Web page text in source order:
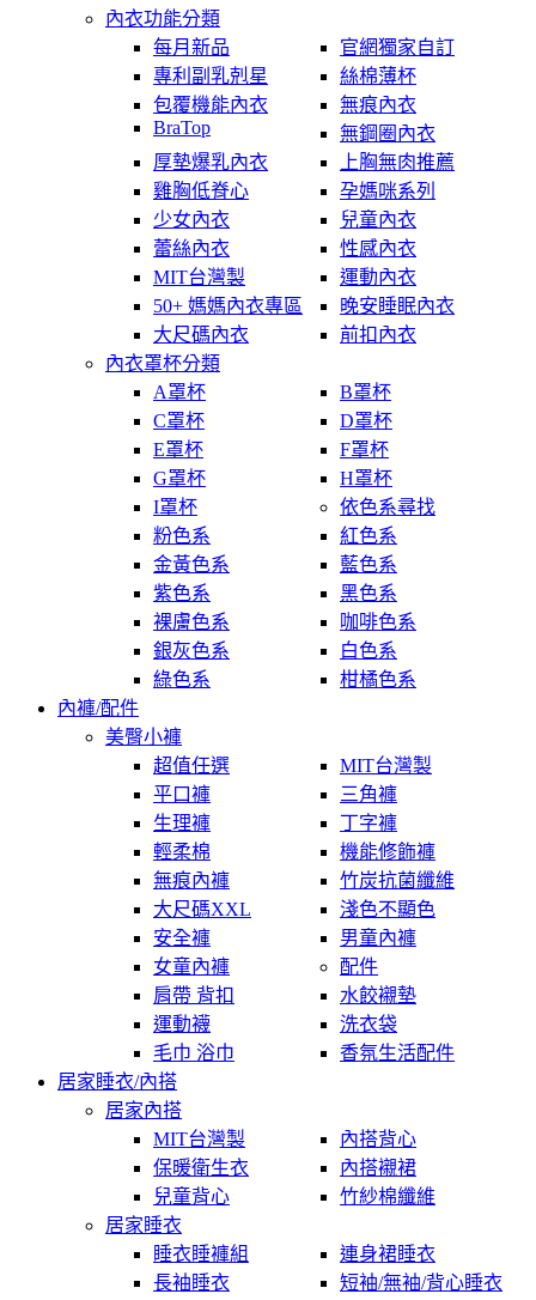
內衣功能分類
每月新品
官網獨家自訂
專利副乳剋星
絲棉薄杯
包覆機能內衣
無痕內衣
BraTop
無鋼圈內衣
厚墊爆乳內衣
上胸無肉推薦
雞胸低脊心
孕媽咪系列
少女內衣
兒童內衣
蕾絲內衣
性感內衣
MIT台灣製
運動內衣
50+ 媽媽內衣專區
晚安睡眠內衣
大尺碼內衣
前扣內衣
內衣罩杯分類
A罩杯
B罩杯
C罩杯
D罩杯
E罩杯
F罩杯
G罩杯
H罩杯
I罩杯
依色系尋找
粉色系
紅色系
金黃色系
藍色系
紫色系
黑色系
裸膚色系
咖啡色系
銀灰色系
白色系
綠色系
柑橘色系
內褲/配件
美臀小褲
超值任選
MIT台灣製
平口褲
三角褲
生理褲
丁字褲
輕柔棉
機能修飾褲
無痕內褲
竹炭抗菌纖維
大尺碼XXL
淺色不顯色
安全褲
男童內褲
女童內褲
配件
肩帶 背扣
水餃襯墊
運動襪
洗衣袋
毛巾 浴巾
香氛生活配件
居家睡衣/內搭
居家內搭
MIT台灣製
內搭背心
保暖衛生衣
內搭襯裙
兒童背心
竹紗棉纖維
居家睡衣
睡衣睡褲組
連身裙睡衣
長袖睡衣
短袖/無袖/背心睡衣